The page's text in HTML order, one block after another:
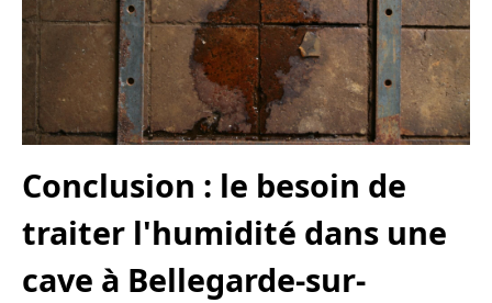
Conclusion : le besoin de
traiter l'humidité dans une
cave à Bellegarde-sur-